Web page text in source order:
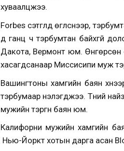
хуваалцжээ.
Forbes сэтгүүлд өгүүлснээр,
д ганц ч тэрбумтан байхгүй
Дакота, Вермонт юм. Өнгөрсөн
хасагдсанаар Миссисипи муж
Вашингтоны хамгийн баян
тэрбумаар үнэлэгджээ. Түүний
мужийн тэргүүн баян юм.
Калифорни мужийн хамгийн
Нью-Йоркт хотын дарга асан